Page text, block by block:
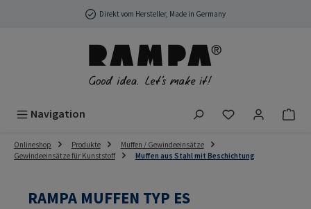
Zum Hauptinhalt springenDirekt vom Hersteller, Made in Germany
Navigation Du hast 0
Onlineshop Produkte
Muffen / Gewindeeinsätze
Gewindeeinsätze für Kunststoff
Muffen aus Stahl mit Beschichtung
RAMPA MUFFEN TYP ES